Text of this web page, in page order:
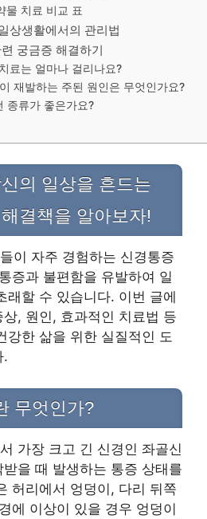
물 치료 비교 표
상생활에서의 관리법
궁금증 해결하기
료는 얼마나 걸리나요?
재발하는 주된 원인은 무엇인가요?
종류가 좋은가요?
의 일상을 흔드는
결책을 알아보자!
이 자주 경험하는 신경통증
증과 불편함을 유발하여 일
래할 수 있습니다. 이번 글에
, 원인, 효과적인 치료법 등
강한 삶을 위한 실질적인 도
.
무엇인가?
가장 크고 긴 신경인 좌골신
을 때 발생하는 통증 상태를
허리에서 엉덩이, 다리 뒤쪽
에 이상이 있을 경우 엉덩이